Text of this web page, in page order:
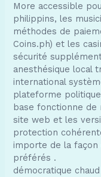
More accessible
philippins, les
méthodes de
Coins.ph) et les
sécurité
anesthésique local
international
plateforme
base fonctionne de
site web et les
protection
importe de la façon
préférés .
démocratique